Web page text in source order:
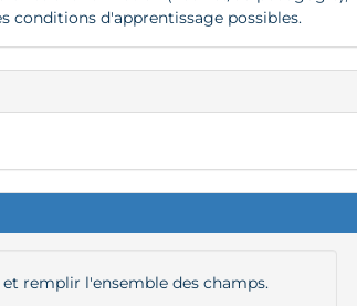
conditions d'apprentissage possibles.
remplir l'ensemble des champs.